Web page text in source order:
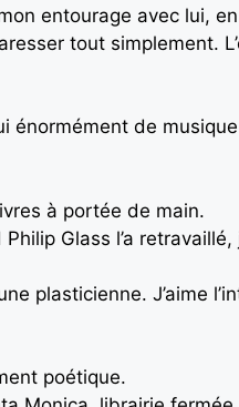
entourage avec lui,
tout simplement.
énormément de
à portée de main.
Glass l’a
plasticienne. J’aime
poétique.